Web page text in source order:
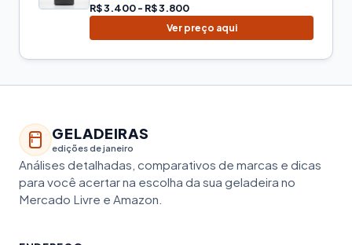
R$ 3.400 - R$ 3.800
Ver preço aqui
GELADEIRAS
edições de janeiro
Análises detalhadas, comparativos de marcas e dicas
para você acertar na escolha da sua geladeira no
Mercado Livre e Amazon.